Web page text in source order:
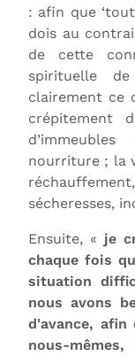
: afin que
dois au
de cette
spirituelle
clairement ce
crépitement
nourriture ; la
sécheresses,
Ensuite, « je
chaque fois
situation
nous avons
d'avance,
nous-